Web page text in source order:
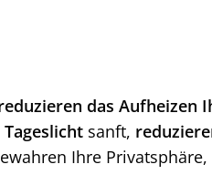
das Aufheizen
Tageslicht sanft,
Ihre